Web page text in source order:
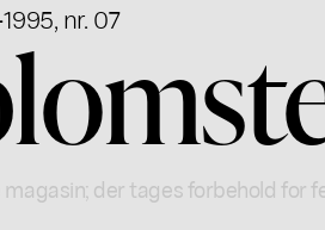
nr. 07
der tages forbehold for